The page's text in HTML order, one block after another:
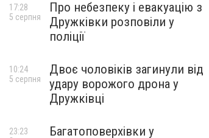
Про небезпеку і евакуацію з
Дружківки розповіли у
поліції
17:28
5 серпня
Двоє чоловіків загинули від
удару ворожого дрона у
Дружківці
10:24
5 серпня
Багатоповерхівки у
23:23